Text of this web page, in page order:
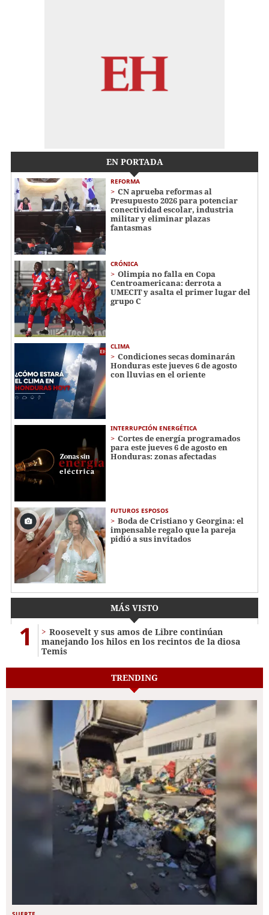
EN PORTADA
REFORMA
CN aprueba reformas al
Presupuesto 2026 para potenciar
conectividad escolar, industria
militar y eliminar plazas
fantasmas
CRÓNICA
Olimpia no falla en Copa
Centroamericana: derrota a
UMECIT y asalta el primer lugar del
grupo C
CLIMA
Condiciones secas dominarán
Honduras este jueves 6 de agosto
con lluvias en el oriente
INTERRUPCIÓN ENERGÉTICA
Cortes de energía programados
para este jueves 6 de agosto en
Honduras: zonas afectadas
FUTUROS ESPOSOS
Boda de Cristiano y Georgina: el
impensable regalo que la pareja
pidió a sus invitados
MÁS VISTO
1
Roosevelt y sus amos de Libre continúan
manejando los hilos en los recintos de la diosa
Temis
TRENDING